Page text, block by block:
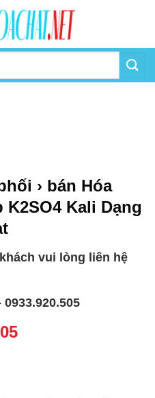
› bán Hóa
Kali Dạng
vui lòng liên hệ